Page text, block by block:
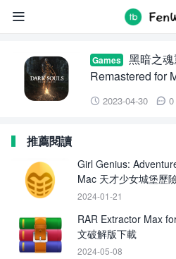
 Dark Souls Remastered for
Games
黑暗之
Remastered for
 2023-04-30  0
推薦閱讀
Girl Genius:
Mac 天才少女城堡歷
2024-01-21
RAR Extractor Max
文破解版下載
2024-05-08